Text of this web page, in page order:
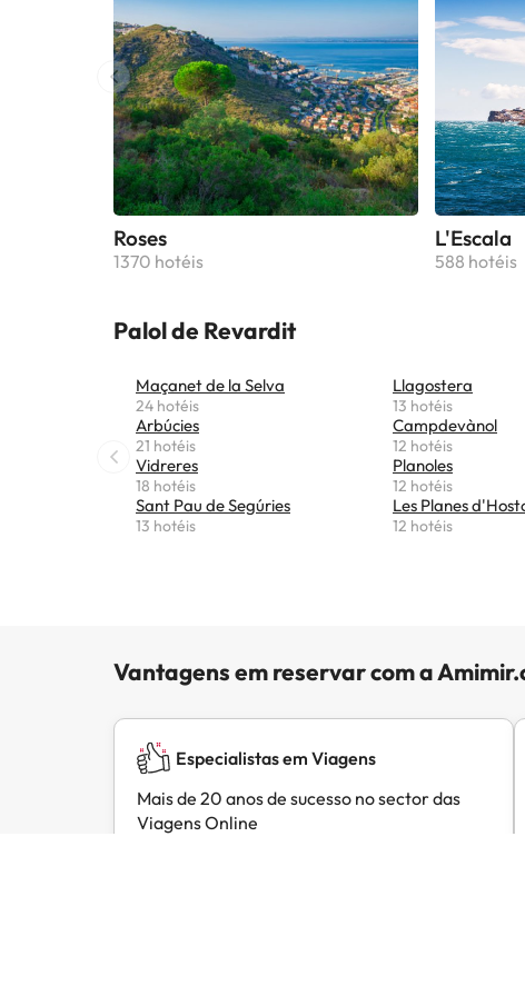
Roses
1370 hotéis
L'Escala
588 hotéis
Palol de Revardit
Maçanet de la Selva
24 hotéis
Arbúcies
21 hotéis
Vidreres
18 hotéis
Sant Pau de Segúries
13 hotéis
Llagostera
13 hotéis
Campdevànol
12 hotéis
Planoles
12 hotéis
Les Planes
12 hotéis
Vantagens em reservar com a
Especialistas em Viagens
Mais de 20 anos de sucesso no sector das
Viagens Online